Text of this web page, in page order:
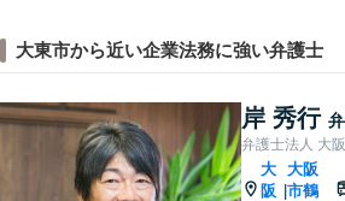
大東市から近い企業法務に強い弁護士
岸 秀行
弁護士法人 大
大
阪
|
大阪
市鶴